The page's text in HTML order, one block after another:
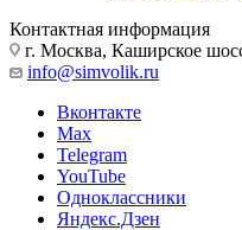
Контактная информация
г. Москва, Каширское
info@simvolik.ru
Вконтакте
Max
Telegram
YouTube
Одноклассники
Яндекс.Дзен